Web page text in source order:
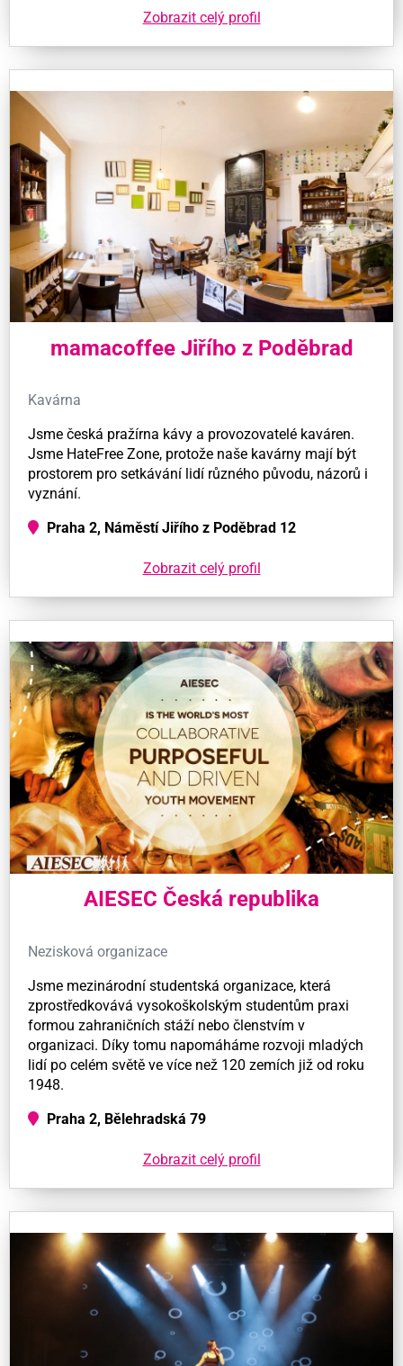
Zobrazit celý profil
mamacoffee Jiřího z Poděbrad
Kavárna
Jsme česká pražírna kávy a provozovatelé kaváren.
Jsme HateFree Zone, protože naše kavárny mají být
prostorem pro setkávání lidí různého původu, názorů i
vyznání.
Praha 2, Náměstí Jiřího z Poděbrad 12
Zobrazit celý profil
AIESEC Česká republika
Nezisková organizace
Jsme mezinárodní studentská organizace, která
zprostředkovává vysokoškolským studentům praxi
formou zahraničních stáží nebo členstvím v
organizaci. Díky tomu napomáháme rozvoji mladých
lidí po celém světě ve více než 120 zemích již od roku
1948.
Praha 2, Bělehradská 79
Zobrazit celý profil